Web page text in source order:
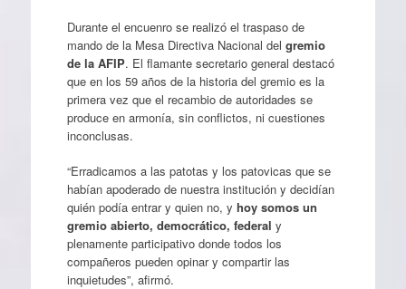
Durante el encuenro se realizó el traspaso de
mando de la Mesa Directiva Nacional del gremio
de la AFIP. El flamante secretario general destacó
que en los 59 años de la historia del gremio es la
primera vez que el recambio de autoridades se
produce en armonía, sin conflictos, ni cuestiones
inconclusas.
“Erradicamos a las patotas y los patovicas que se
habían apoderado de nuestra institución y decidían
quién podía entrar y quien no, y hoy somos un
gremio abierto, democrático, federal y
plenamente participativo donde todos los
compañeros pueden opinar y compartir las
inquietudes”, afirmó.